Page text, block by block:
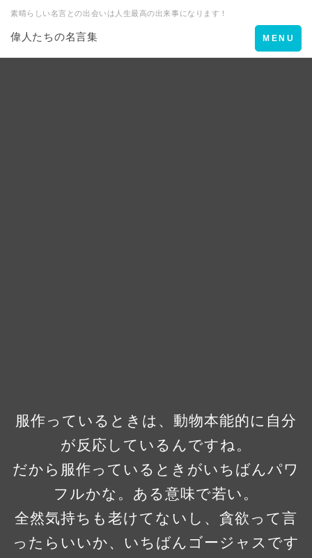
素晴らしい名言との出会いは人生最高の出来事になります！
偉人たちの名言集
Toggle
navigation
MENU
服作っているときは、動物本能的に自分
が反応しているんですね。
だから服作っているときがいちばんパワ
フルかな。ある意味で若い。
全然気持ちも老けてないし、貪欲って言
ったらいいか、いちばんゴージャスです